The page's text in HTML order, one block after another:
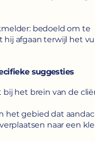
bedoeld om te
hij afgaan terwijl het
suggesties
het brein van de
het gebied dat
naar een